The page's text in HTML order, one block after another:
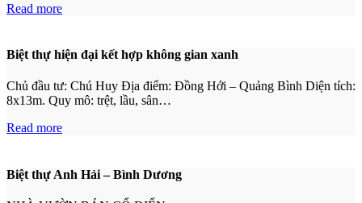
Read more
Biệt thự hiện đại kết hợp không gian xanh
Chủ đầu tư: Chú Huy Địa điểm: Đồng Hới – Quảng Bình Diện tích:
8x13m. Quy mô: trệt, lầu, sân…
Read more
Biệt thự Anh Hải – Bình Dương